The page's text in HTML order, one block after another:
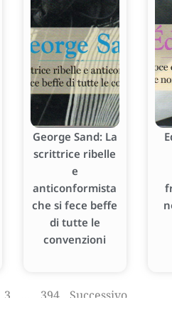
George Sand: La
scrittrice ribelle
e
anticonformista
che si fece beffe
di tutte le
convenzioni
3 394 Successivo